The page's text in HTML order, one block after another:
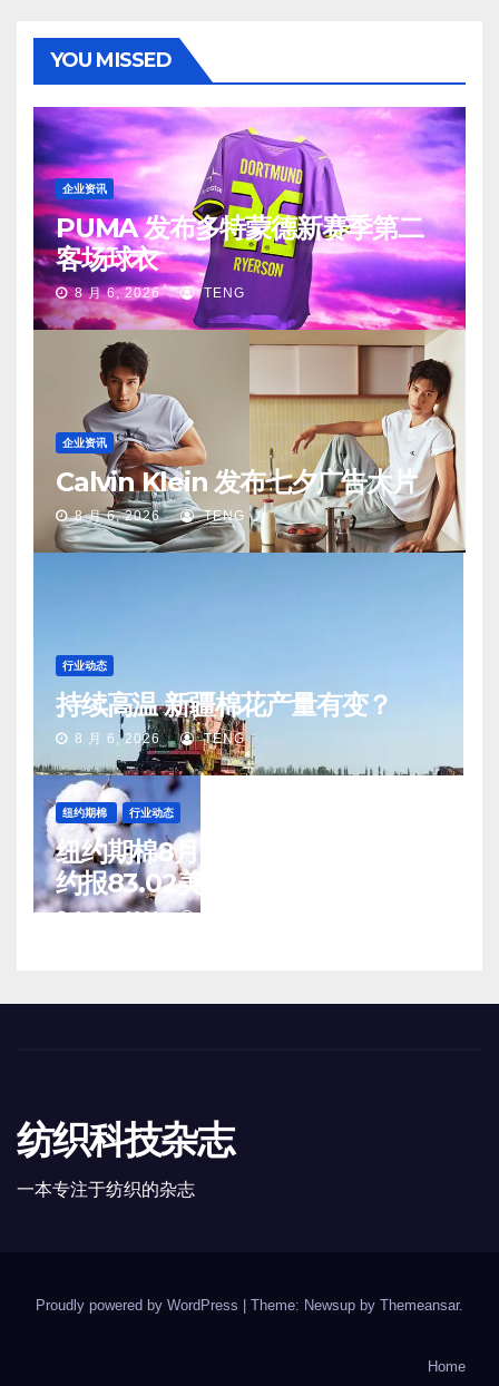
YOU MISSED
企业资讯
PUMA 发布多特蒙德新赛季第二
客场球衣
8 月 6, 2026 TENG
企业资讯
Calvin Klein 发布七夕广告大片
8 月 6, 2026 TENG
行业动态
持续高温 新疆棉花产量有变？
8 月 6, 2026 TENG
纽约期棉 行业动态
纽约期棉8月5日(周三)收涨12月合
约报83.02美分/磅
8 月 6, 2026 TENG
纺织科技杂志
一本专注于纺织的杂志
Proudly powered by WordPress Theme: Newsup by Themeansar.
Home